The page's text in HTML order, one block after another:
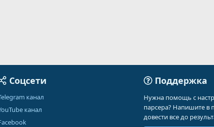
Соцсети
канал
канал
Поддержка
Нужна помощь с
парсера? Напишите
довести все до